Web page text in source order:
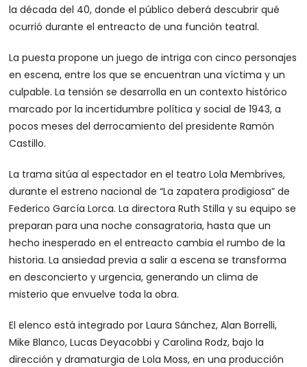
la década del 40, donde el público deberá descubrir qué
ocurrió durante el entreacto de una función teatral.
La puesta propone un juego de intriga con cinco personajes
en escena, entre los que se encuentran una víctima y un
culpable. La tensión se desarrolla en un contexto histórico
marcado por la incertidumbre política y social de 1943, a
pocos meses del derrocamiento del presidente Ramón
Castillo.
La trama sitúa al espectador en el teatro Lola Membrives,
durante el estreno nacional de “La zapatera prodigiosa” de
Federico García Lorca. La directora Ruth Stilla y su equipo se
preparan para una noche consagratoria, hasta que un
hecho inesperado en el entreacto cambia el rumbo de la
historia. La ansiedad previa a salir a escena se transforma
en desconcierto y urgencia, generando un clima de
misterio que envuelve toda la obra.
El elenco está integrado por Laura Sánchez, Alan Borrelli,
Mike Blanco, Lucas Deyacobbi y Carolina Rodz, bajo la
dirección y dramaturgia de Lola Moss, en una producción